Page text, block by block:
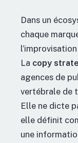
Dans un
chaque
La copy
agences de
vertébrale de
Elle ne dicte
elle définit
une